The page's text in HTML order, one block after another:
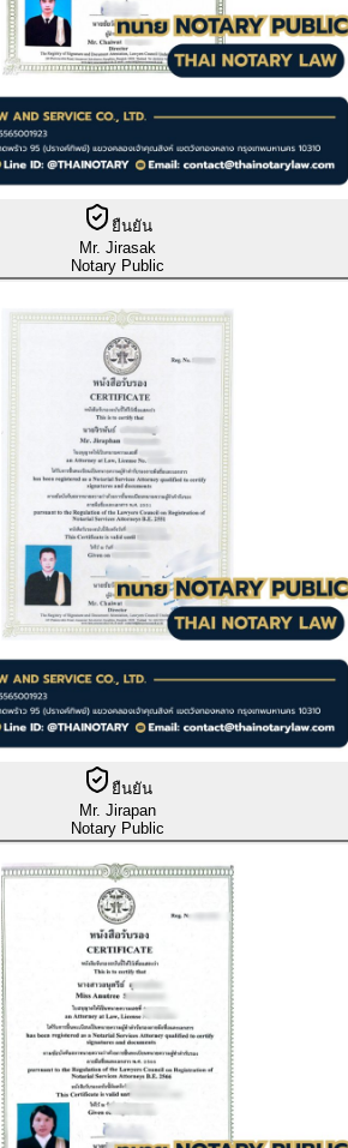
ยืนยัน
Mr. Jirasak
Notary Public
ยืนยัน
Mr. Jirapan
Notary Public